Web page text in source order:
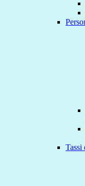
Tassi